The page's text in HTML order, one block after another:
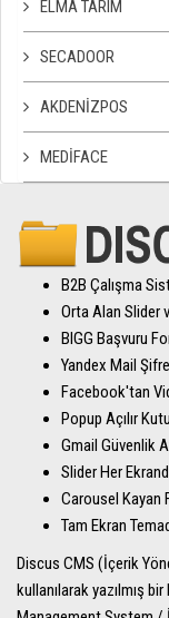
ELMA TARIM
SECADOOR
AKDENIZPOS
MEDIFACE
B2B Çalışma
Orta Alan Slider
BIGG Başvuru
Yandex Mail
Facebook'tan
Popup Açılır
Gmail Güvenlik
Slider Her
Carousel Kayan
Tam Ekran
Discus CMS (İçerik
kullanılarak yazılmış